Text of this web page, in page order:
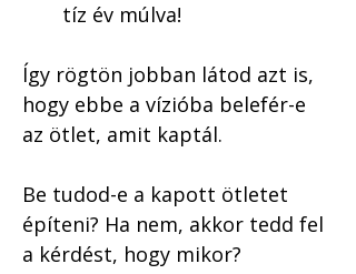
tíz év múlva!
Így rögtön jobban látod azt is,
hogy ebbe a vízióba belefér-e
az ötlet, amit kaptál.
Be tudod-e a kapott ötletet
építeni? Ha nem, akkor tedd fel
a kérdést, hogy mikor?